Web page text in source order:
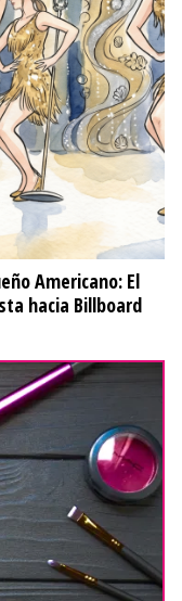
Americano: El
hacia Billboard